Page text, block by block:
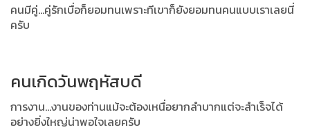
คนมีคู่...คู่รักเบื่อก็ยอมทนเพราะทีเขาก็ยังยอมทนคนแบบเราเลยนี่
ครับ
คนเกิดวันพฤหัสบดี
การงาน...งานของท่านแม้จะต้องเหนื่อยากลำบากแต่จะสำเร็จได้
อย่างยิ่งใหญ่น่าพอใจเลยครับ